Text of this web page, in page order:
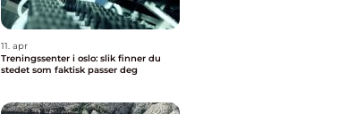
11. apr
Treningssenter i oslo: slik finner du
stedet som faktisk passer deg